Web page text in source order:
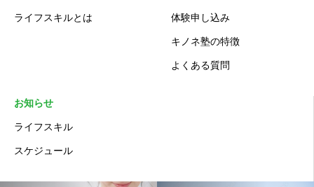
ライフスキルとは 体験申し込み
キノネ塾の特徴
よくある質問
お知らせ
ライフスキル
スケジュール